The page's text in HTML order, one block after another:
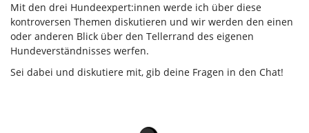
Mit den drei Hundeexpert:innen werde ich über diese
kontroversen Themen diskutieren und wir werden den einen
oder anderen Blick über den Tellerrand des eigenen
Hundeverständnisses werfen.
Sei dabei und diskutiere mit, gib deine Fragen in den Chat!